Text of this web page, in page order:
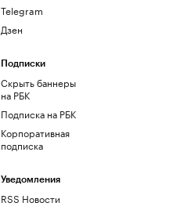
Telegram
Дзен
Подписки
Скрыть баннеры
на РБК
Подписка на РБК
Корпоративная
подписка
Уведомления
RSS Новости